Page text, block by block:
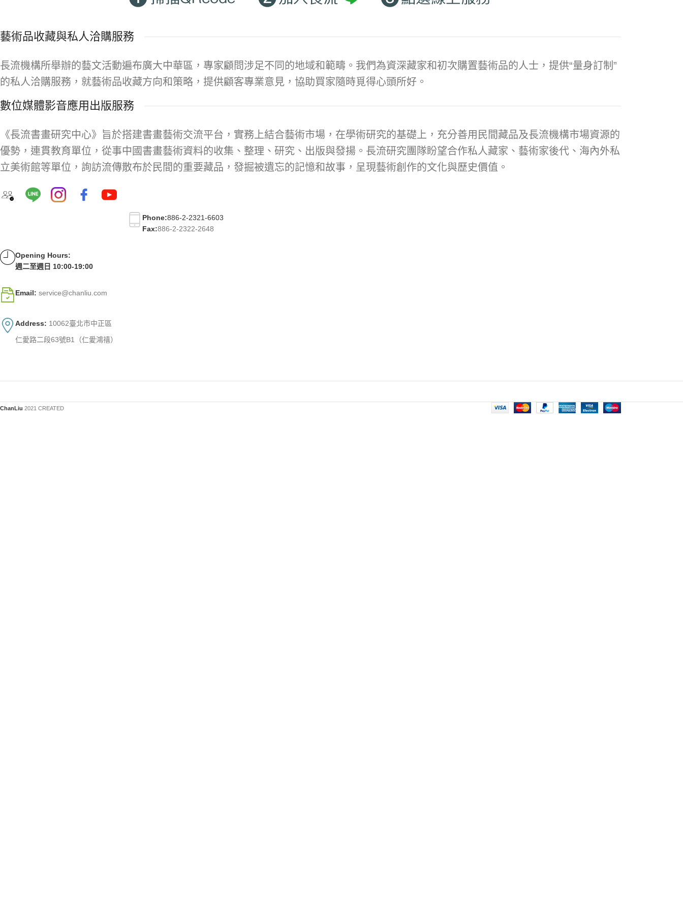
藝術品收藏與私人洽購服務
長流機構所舉辦的藝文活動遍布廣大中華區，專家顧問涉足不同的地域和範疇。我們為資深藏家和初次購置藝術品的人士，提供“量身訂制”
的私人洽購服務，就藝術品收藏方向和策略，提供顧客專業意見，協助買家隨時覓得心頭所好。
數位媒體影音應用出版服務
《長流書畫研究中心》旨於搭建書畫藝術交流平台，實務上結合藝術市場，在學術研究的基礎上，充分善用民間藏品及長流機構市場資源的
優勢，連貫教育單位，從事中國書畫藝術資料的收集、整理、研究、出版與發揚。長流研究團隊盼望合作私人藏家、藝術家後代、海內外私
立美術館等單位，詢訪流傳散布於民間的重要藏品，發掘被遺忘的記憶和故事，呈現藝術創作的文化與歷史價值。
Phone:886-2-2321-6603
Fax:886-2-2322-2648
Opening Hours:
週二至週日 10:00-19:00
Email: service@chanliu.com
Address: 10062臺北市中正區
仁愛路二段63號B1（仁愛鴻禧）
ChanLiu 2021 CREATED